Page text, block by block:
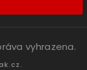
vyhrazena.